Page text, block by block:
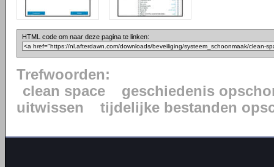
HTML code om naar deze pagina te linken:
Trefwoorden:
clean space
geschiedenis
uitwissen
tijdelijke bestanden